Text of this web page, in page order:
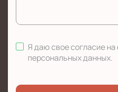
Я даю свое согласие на
персональных данных.